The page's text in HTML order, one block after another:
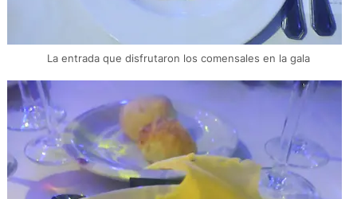
La entrada que disfrutaron los comensales en la gala